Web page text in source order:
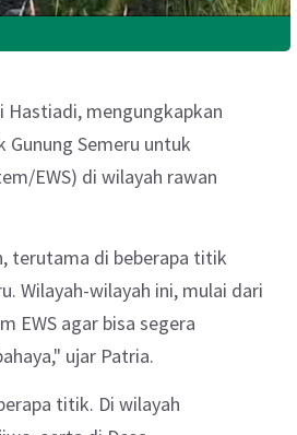
Hastiadi, mengungkapkan
Semeru untuk
EWS) di wilayah rawan
terutama di beberapa titik
Wilayah-wilayah ini, mulai dari
EWS agar bisa segera
ujar Patria.
titik. Di wilayah